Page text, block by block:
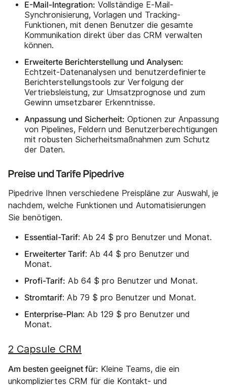
E-Mail-Integration: Vollständige E-Mail-
Synchronisierung, Vorlagen und Tracking-
Funktionen, mit denen Benutzer die gesamte
Kommunikation direkt über das CRM verwalten
können.
Erweiterte Berichterstellung und Analysen:
Echtzeit-Datenanalysen und benutzerdefinierte
Berichterstellungstools zur Verfolgung der
Vertriebsleistung, zur Umsatzprognose und zum
Gewinn umsetzbarer Erkenntnisse.
Anpassung und Sicherheit: Optionen zur Anpassung
von Pipelines, Feldern und Benutzerberechtigungen
mit robusten Sicherheitsmaßnahmen zum Schutz
der Daten.
Preise und Tarife Pipedrive
Pipedrive Ihnen verschiedene Preispläne zur Auswahl, je
nachdem, welche Funktionen und Automatisierungen
Sie benötigen.
Essential-Tarif: Ab 24 $ pro Benutzer und Monat.
Erweiterter Tarif: Ab 44 $ pro Benutzer und
Monat.
Profi-Tarif: Ab 64 $ pro Benutzer und Monat.
Stromtarif: Ab 79 $ pro Benutzer und Monat.
Enterprise-Plan: Ab 129 $ pro Benutzer und
Monat.
2 Capsule CRM
Am besten geeignet für: Kleine Teams, die ein
unkompliziertes CRM für die Kontakt- und